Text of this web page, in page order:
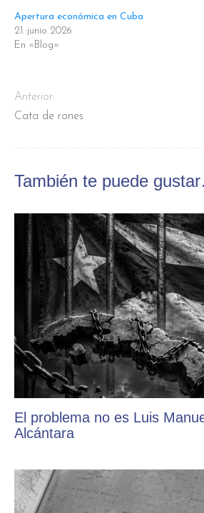
Apertura económica en Cuba
21. junio 2026
En «Blog»
Anterior:
Cata de rones
También te puede
El problema no es Luis
Alcántara